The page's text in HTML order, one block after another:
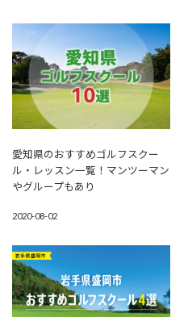
愛知県のおすすめゴルフスクー
ル・レッスン一覧！マンツーマン
やグループもあり
2020-08-02